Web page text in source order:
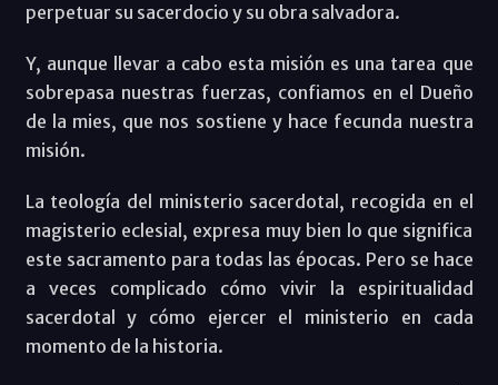
perpetuar su sacerdocio y su obra salvadora.
Y, aunque llevar a cabo esta misión es una tarea que
sobrepasa nuestras fuerzas, confiamos en el Dueño
de la mies, que nos sostiene y hace fecunda nuestra
misión.
La teología del ministerio sacerdotal, recogida en el
magisterio eclesial, expresa muy bien lo que significa
este sacramento para todas las épocas. Pero se hace
a veces complicado cómo vivir la espiritualidad
sacerdotal y cómo ejercer el ministerio en cada
momento de la historia.